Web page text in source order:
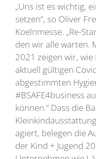
„Uns ist es wichtig,
setzen“, so Oliver
Koelnmesse. „Re-
den wir alle warten.
2021 zeigen wir,
aktuell gültigen
abgestimmten
#BSAFE4business
können.“ Dass die
agiert, belegen die
der Kind + Jugend